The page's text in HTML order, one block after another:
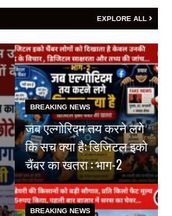
EXPLORE ALL
BREAKING NEWS
जब एल्गोरिद्म तय करने लगे
कि सच क्या है: डिजिटल इको
चैंबर का खतरा : भाग-2
BREAKING NEWS